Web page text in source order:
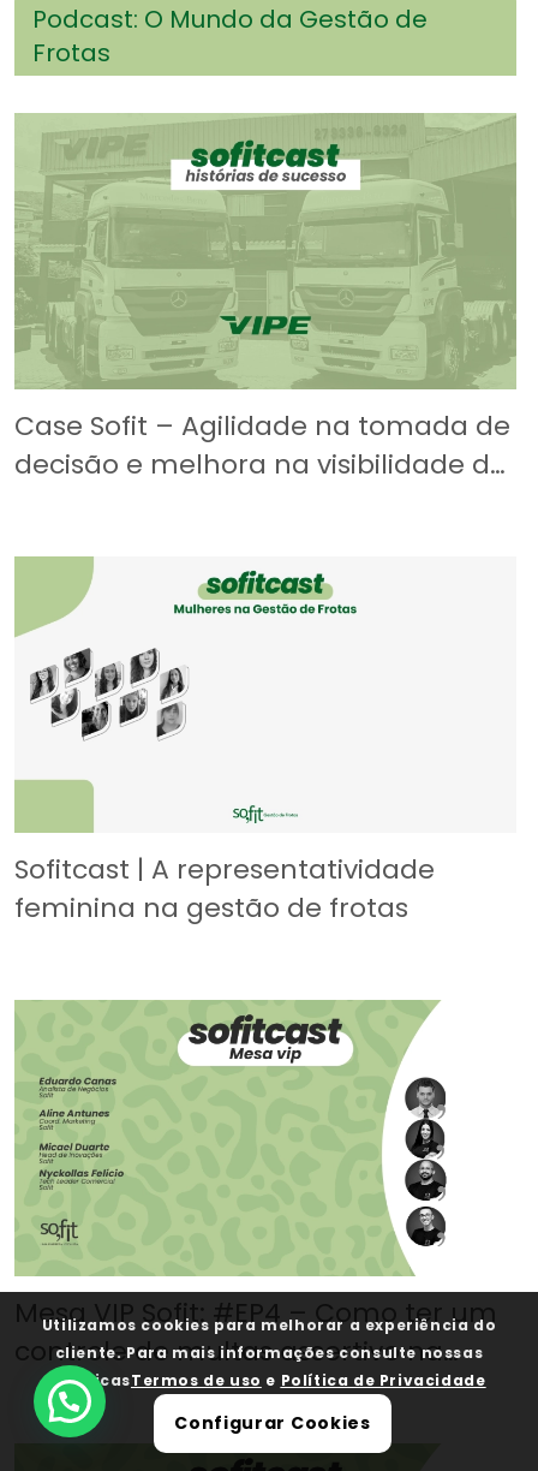
Podcast: O Mundo da Gestão de
Frotas
Case Sofit – Agilidade na tomada de
decisão e melhora na visibilidade de
Sofitcast | A representatividade
feminina na gestão de frotas
Mesa VIP Sofit: #EP4 – Como ter um
controle de multas assertivo na
gestão de frotas?
Utilizamos cookies para melhorar a experiência do
cliente. Para mais informações consulte nossas
politicasTermos de uso e Política de Privacidade
Configurar Cookies
💬 Fale com um especialista Sofit!